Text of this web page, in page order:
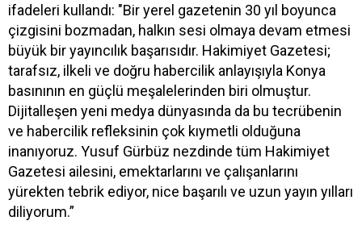
ifadeleri kullandı: "Bir yerel gazetenin 30 yıl boyunca
çizgisini bozmadan, halkın sesi olmaya devam etmesi
büyük bir yayıncılık başarısıdır. Hakimiyet Gazetesi;
tarafsız, ilkeli ve doğru habercilik anlayışıyla Konya
basınının en güçlü meşalelerinden biri olmuştur.
Dijitalleşen yeni medya dünyasında da bu tecrübenin
ve habercilik refleksinin çok kıymetli olduğuna
inanıyoruz. Yusuf Gürbüz nezdinde tüm Hakimiyet
Gazetesi ailesini, emektarlarını ve çalışanlarını
yürekten tebrik ediyor, nice başarılı ve uzun yayın yılları
diliyorum.”